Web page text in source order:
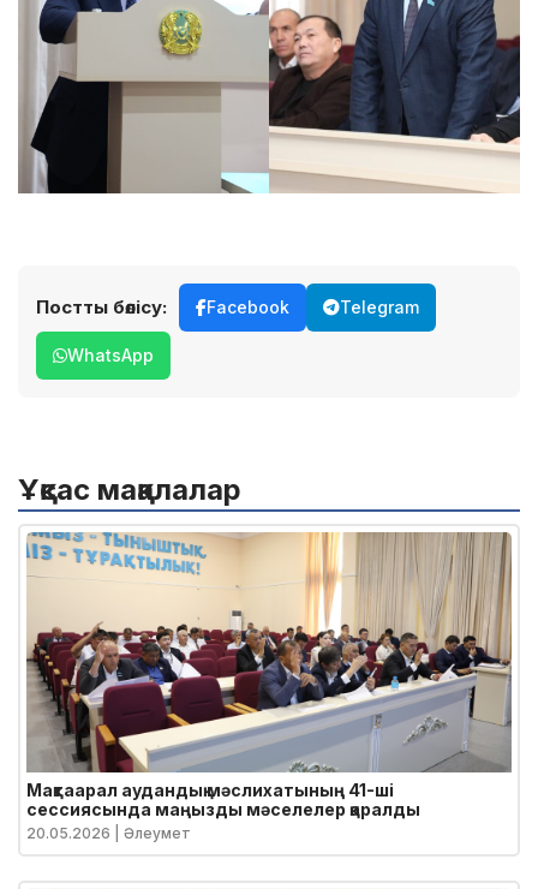
Постты бөлісу: Facebook Telegram
WhatsApp
Ұқсас мақалалар
Мақтаарал аудандық мәслихатының 41-ші
сессиясында маңызды мәселелер қаралды
20.05.2026 | Әлеумет